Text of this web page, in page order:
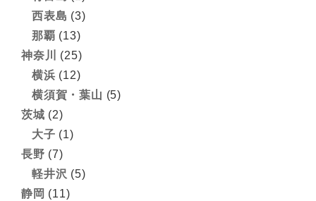
西表島 (3)
那覇 (13)
神奈川
(25)
横浜 (12)
横須賀・葉山 (5)
茨城 (2)
大子 (1)
長野 (7)
軽井沢 (5)
静岡 (11)